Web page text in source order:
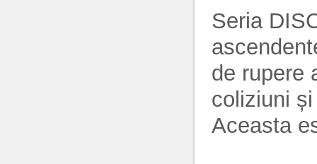
Seria
de rupere
coliziuni
Aceasta